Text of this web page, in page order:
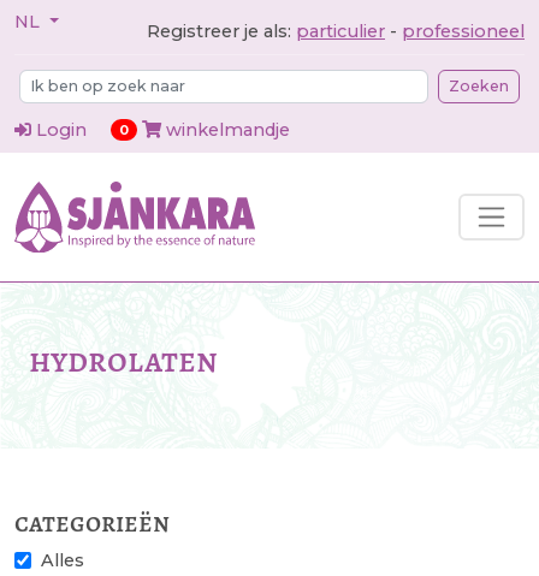
NL Registreer je als: particulier - professioneel
Zoeken
Login 0items in cart
winkelmandje
hydrolaten
categorieën
Alles